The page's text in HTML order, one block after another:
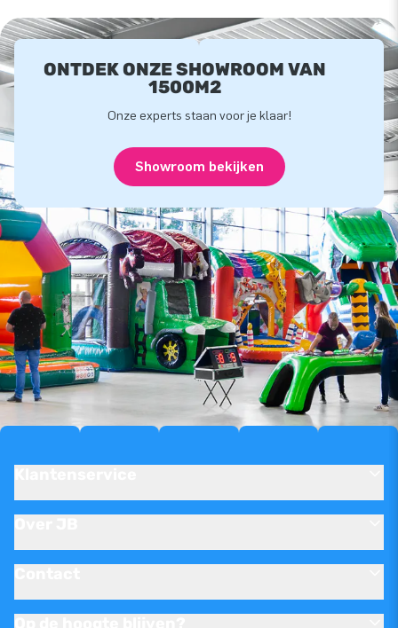
ONTDEK ONZE SHOWROOM VAN
1500M2
Onze experts staan voor je klaar!
Showroom bekijken